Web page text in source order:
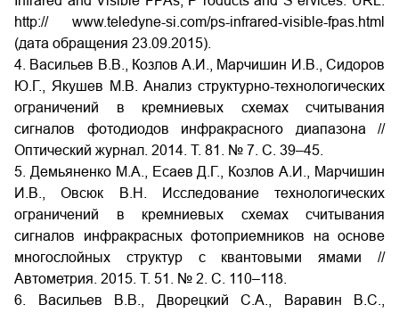
http:// www.teledyne-si.com/ps-infrared-visible-fpas.html
(дата обращения 23.09.2015).
4. Васильев В.В., Козлов А.И., Марчишин И.В., Сидоров
Ю.Г., Якушев М.В. Анализ структурно-технологических
ограничений в кремниевых схемах считывания
сигналов фотодиодов инфракрасного диапазона //
Оптический журнал. 2014. Т. 81. № 7. С. 39–45.
5. Демьяненко М.А., Есаев Д.Г., Козлов А.И., Марчишин
И.В., Овсюк В.Н. Исследование технологических
ограничений в кремниевых схемах считывания
сигналов инфракрасных фотоприемников на основе
многослойных структур с квантовыми ямами //
Автометрия. 2015. Т. 51. № 2. С. 110–118.
6. Васильев В.В., Дворецкий С.А., Варавин В.С.,